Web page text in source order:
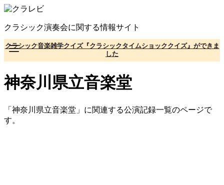
コ
テ
ン
ツ
へ
動
クラシック演奏会に関する情報サイト
クラシック音楽雑学クイズ『クラシックタイムショッククイズ』ができま
した
神奈川県立音楽堂
「神奈川県立音楽堂」に関連する公演記録一覧のページで
す。